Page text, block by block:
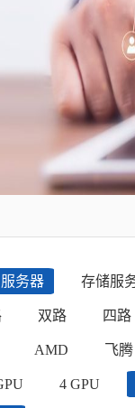
务器 存储服
双路 四路
AMD 飞腾
4 GPU